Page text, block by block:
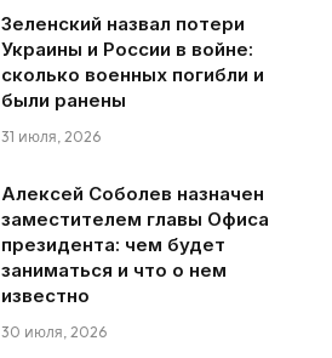
Зеленский назвал потери
Украины и России в войне:
сколько военных погибли и
были ранены
31 июля, 2026
Алексей Соболев назначен
заместителем главы Офиса
президента: чем будет
заниматься и что о нем
известно
30 июля, 2026